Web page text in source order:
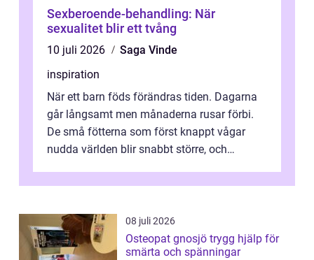
Sexberoende-behandling: När
sexualitet blir ett tvång
10 juli 2026
Saga Vinde
inspiration
När ett barn föds förändras tiden. Dagarna
går långsamt men månaderna rusar förbi.
De små fötterna som först knappt vågar
nudda världen blir snabbt större, och
08 juli 2026
Osteopat gnosjö trygg hjälp för
smärta och spänningar